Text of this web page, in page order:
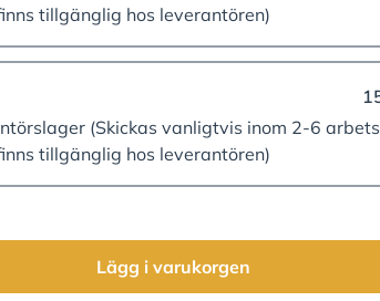
tillgänglig hos leverantören)
(Skickas vanligtvis inom 2-6
tillgänglig hos leverantören)
Lägg i varukorgen